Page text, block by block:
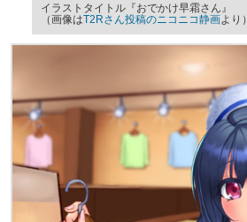
イラストタイトル『おでかけ早霜さん』
（画像はT2Rさん投稿のニコニコ静画より）